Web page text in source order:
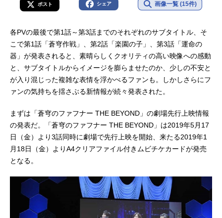
ポスト シェア 画像一覧 (15件)
各PVの最後で第1話～第3話までのそれぞれのサブタイトル、そ
こで第1話「蒼穹作戦」、第2話「楽園の子」、第3話「運命の
器」が発表されると、素晴らしくクオリティの高い映像への感動
と、サブタイトルからイメージを膨らませたのか、少しの不安と
が入り混じった複雑な表情を浮かべるファンも。しかしさらにフ
ァンの気持ちを揺さぶる新情報が続々発表された。
まずは「蒼穹のファフナー THE BEYOND」の劇場先行上映情報
の発表だ。「蒼穹のファフナー THE BEYOND」は2019年5月17
日（金）より3話同時に劇場で先行上映を開始、来たる2019年1
月18日（金）よりA4クリアファイル付きムビチケカードが発売
となる。